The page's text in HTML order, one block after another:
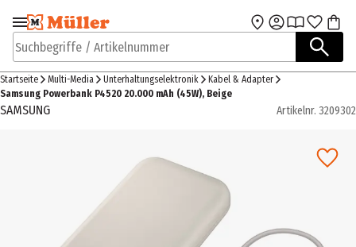
Zur Navigation
springen
Zum Hauptinhalt
Suchbegriffe / Artikelnummer
Startseite Multi-Media Unterhaltungselektronik
Kabel & Adapter
Samsung Powerbank P4520 20.000 mAh (45W), Beige
SAMSUNG Artikelnr. 3209302